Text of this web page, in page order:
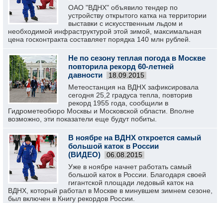
ОАО "ВДНХ" объявило тендер по
устройству открытого катка на территории
выставки с искусственным льдом и
необходимой инфраструктурой этой зимой, максимальная
цена госконтракта составляет порядка 140 млн рублей.
Не по сезону теплая погода в Москве
повторила рекорд 60-летней
давности
18.09.2015
Метеостанция на ВДНХ зафиксировала
сегодня 25,2 градуса тепла, повторив
рекорд 1955 года, сообщили в
Гидрометеобюро Москвы и Московской области. Вполне
возможно, эти показатели еще будут побиты.
В ноябре на ВДНХ откроется самый
большой каток в России
(ВИДЕО)
06.08.2015
Уже в ноябре начнет работать самый
большой каток в России. Благодаря своей
гигантской площади ледовый каток на
ВДНХ, который работал в Москве в минувшем зимнем сезоне,
был включен в Книгу рекордов России.